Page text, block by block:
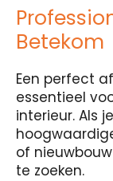
Betekom
Een perfect
essentieel
interieur. Als
of
te zoeken.